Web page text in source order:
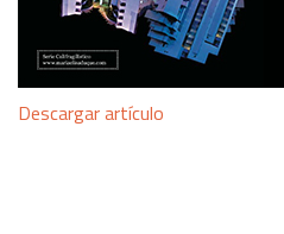
Descargar artículo